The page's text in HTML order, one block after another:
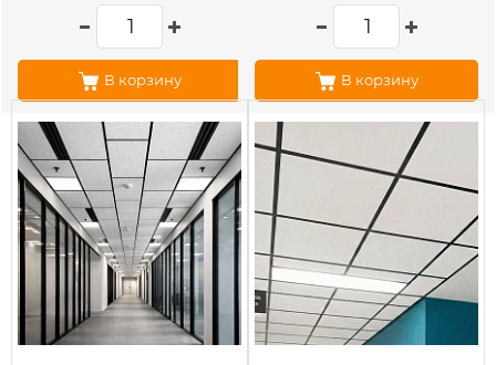
В корзину В корзину